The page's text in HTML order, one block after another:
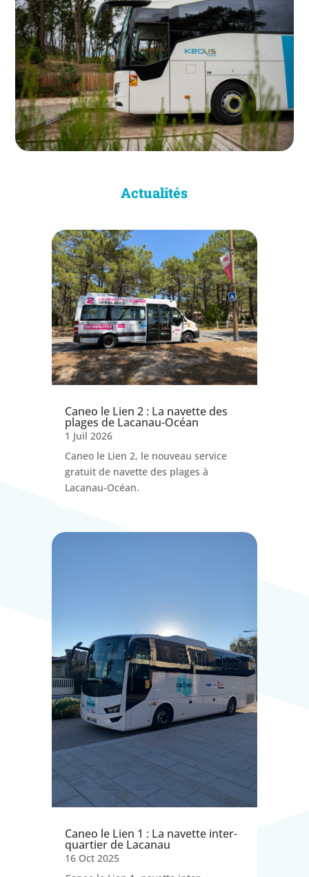
Actualités
Caneo le Lien 2 : La navette des
plages de Lacanau-Océan
1 Juil 2026
Caneo le Lien 2, le nouveau service
gratuit de navette des plages à
Lacanau-Océan.
Caneo le Lien 1 : La navette inter-
quartier de Lacanau
16 Oct 2025